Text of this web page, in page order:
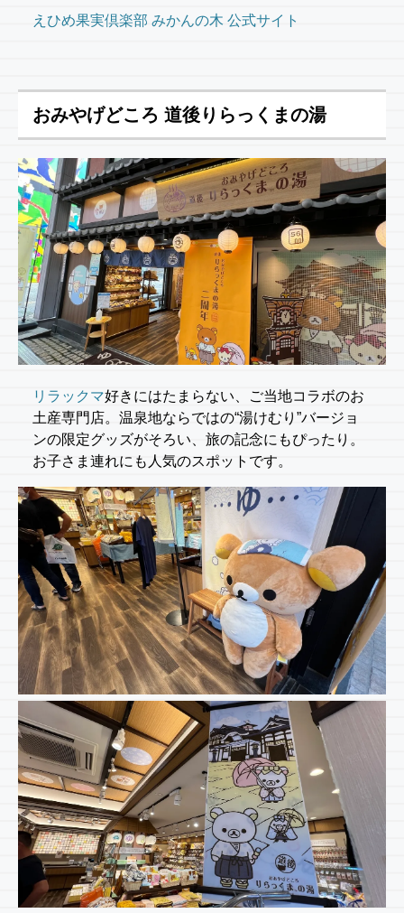
えひめ果実倶楽部 みかんの木 公式サイト
おみやげどころ 道後りらっくまの湯
リラックマ好きにはたまらない、ご当地コラボのお
土産専門店。温泉地ならではの“湯けむり”バージョ
ンの限定グッズがそろい、旅の記念にもぴったり。
お子さま連れにも人気のスポットです。